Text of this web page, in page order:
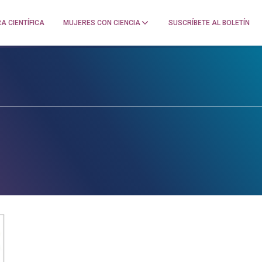
CIENTÍFICA MUJERES CON CIENCIA SUSCRÍBETE AL BOLETÍN